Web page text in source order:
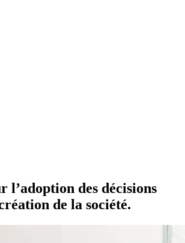
l’adoption des décisions
de la société.